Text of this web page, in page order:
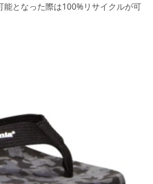
となった際は100%リサイクルが可